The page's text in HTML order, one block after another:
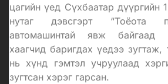
цагийн үед Сүхбаатар дүүргийн
нутаг дэвсгэрт “Тоёота
автомашинтай явж байгаад
хаагчид баригдах үедээ зугтаж,
нь хүнд гэмтэл учруулаад
зугтсан хэрэг гарсан.